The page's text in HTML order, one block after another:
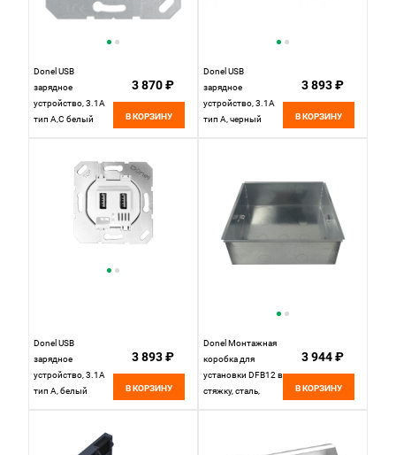
Donel USB
зарядное
устройство, 3.1A
тип A,С белый
3 870 ₽
В КОРЗИНУ
Donel USB
зарядное
устройство, 3.1A
тип A, черный
3 893 ₽
В КОРЗИНУ
Donel USB
зарядное
устройство, 3.1A
тип A, белый
3 893 ₽
В КОРЗИНУ
Donel Монтажная
коробка для
установки DFB12 в
стяжку, сталь,
3 944 ₽
В КОРЗИНУ